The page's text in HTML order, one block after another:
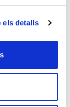
els detalls